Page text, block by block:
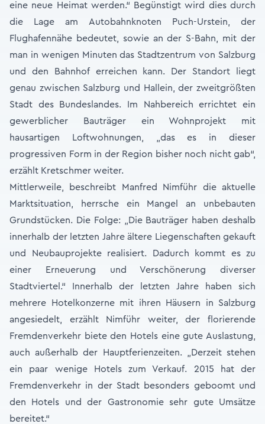
eine neue Heimat werden.“ Begünstigt wird dies durch
die Lage am Autobahnknoten Puch-Urstein, der
Flughafennähe bedeutet, sowie an der S-Bahn, mit der
man in wenigen Minuten das Stadtzentrum von Salzburg
und den Bahnhof erreichen kann. Der Standort liegt
genau zwischen Salzburg und Hallein, der zweitgrößten
Stadt des Bundeslandes. Im Nahbereich errichtet ein
gewerblicher Bauträger ein Wohnprojekt mit
hausartigen Loftwohnungen, „das es in dieser
progressiven Form in der Region bisher noch nicht gab“,
erzählt Kretschmer weiter.
Mittlerweile, beschreibt Manfred Nimführ die aktuelle
Marktsituation, herrsche ein Mangel an unbebauten
Grundstücken. Die Folge: „Die Bauträger haben deshalb
innerhalb der letzten Jahre ältere Liegenschaften gekauft
und Neubauprojekte realisiert. Dadurch kommt es zu
einer Erneuerung und Verschönerung diverser
Stadtviertel.“ Innerhalb der letzten Jahre haben sich
mehrere Hotelkonzerne mit ihren Häusern in Salzburg
angesiedelt, erzählt Nimführ weiter, der florierende
Fremdenverkehr biete den Hotels eine gute Auslastung,
auch außerhalb der Hauptferienzeiten. „Derzeit stehen
ein paar wenige Hotels zum Verkauf. 2015 hat der
Fremdenverkehr in der Stadt besonders geboomt und
den Hotels und der Gastronomie sehr gute Umsätze
bereitet.“